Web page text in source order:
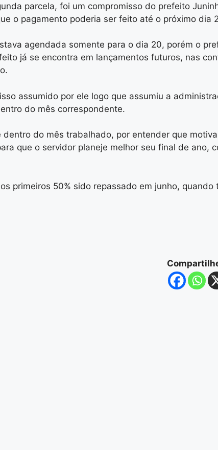
parcela, foi um compromisso do prefeito
o pagamento poderia ser feito até o próximo dia
agendada somente para o dia 20, porém o
já se encontra em lançamentos futuros, nas
assumido por ele logo que assumiu a
do mês correspondente.
do mês trabalhado, por entender que
que o servidor planeje melhor seu final de ano,
primeiros 50% sido repassado em junho,